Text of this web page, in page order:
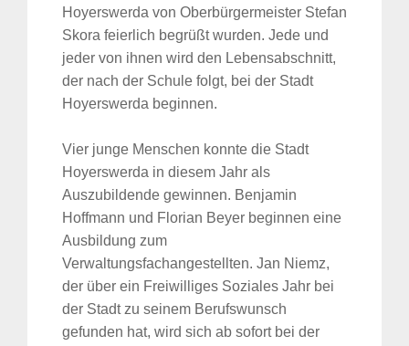
Hoyerswerda von Oberbürgermeister Stefan
Skora feierlich begrüßt wurden. Jede und
jeder von ihnen wird den Lebensabschnitt,
der nach der Schule folgt, bei der Stadt
Hoyerswerda beginnen.
Vier junge Menschen konnte die Stadt
Hoyerswerda in diesem Jahr als
Auszubildende gewinnen. Benjamin
Hoffmann und Florian Beyer beginnen eine
Ausbildung zum
Verwaltungsfachangestellten. Jan Niemz,
der über ein Freiwilliges Soziales Jahr bei
der Stadt zu seinem Berufswunsch
gefunden hat, wird sich ab sofort bei der